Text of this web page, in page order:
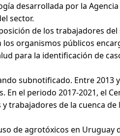
desarrollada por la
sector.
de los trabajadores
organismos públicos
para la identificación de
subnotificado. Entre 2013
el periodo 2017-2021, el
trabajadores de la cuenca
de agrotóxicos en